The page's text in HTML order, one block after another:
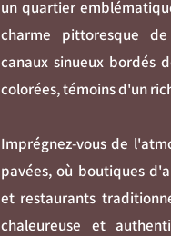
un quartier
charme pittoresque
canaux sinueux bordés
colorées, témoins d'un
Imprégnez-vous de
pavées, où boutiques
et restaurants
chaleureuse et